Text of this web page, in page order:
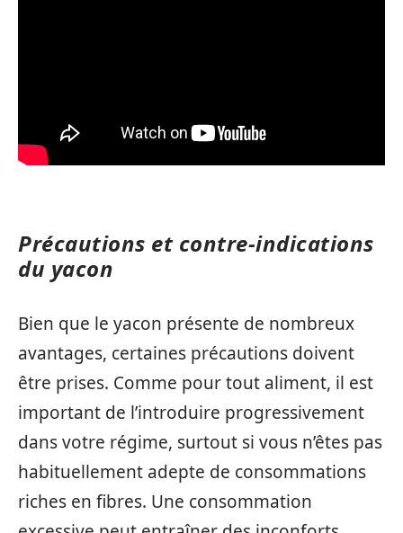
Précautions et contre-indications
du yacon
Bien que le yacon présente de nombreux
avantages, certaines précautions doivent
être prises. Comme pour tout aliment, il est
important de l’introduire progressivement
dans votre régime, surtout si vous n’êtes pas
habituellement adepte de consommations
riches en fibres. Une consommation